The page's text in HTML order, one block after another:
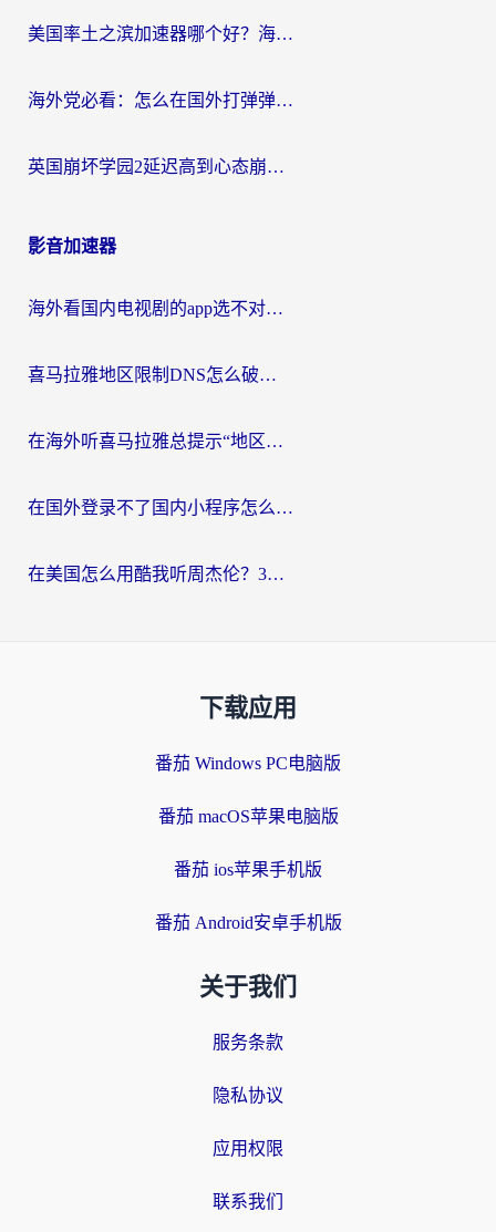
美国率土之滨加速器哪个好？海外党国服游戏畅玩终极指南（附多游戏解决方案）
海外党必看：怎么在国外打弹弹堂不卡？番茄加速器亲测指南
英国崩坏学园2延迟高到心态崩？海外党国服游戏加速终极指南
影音加速器
海外看国内电视剧的app选不对？这份回国加速器避坑指南帮你流畅追剧
喜马拉雅地区限制DNS怎么破？海外党听国内音乐听书的终极解决方案
在海外听喜马拉雅总提示“地区限制”？3步轻松解除+听国内音乐全攻略
在国外登录不了国内小程序怎么办？选对回国加速器，轻松解锁国内资源
在美国怎么用酷我听周杰伦？3步搞定海外听歌难题
下载应用
番茄 Windows PC电脑版
番茄 macOS苹果电脑版
番茄 ios苹果手机版
番茄 Android安卓手机版
关于我们
服务条款
隐私协议
应用权限
联系我们